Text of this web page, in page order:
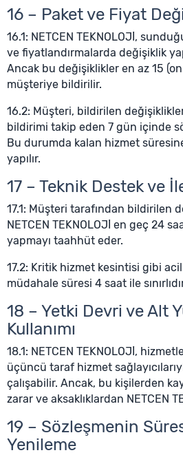
16 – Paket ve Fiyat
16.1: NETCEN TEKNOLOJİ,
ve fiyatlandırmalarda değişiklik
Ancak bu değişiklikler en az 15
müşteriye bildirilir.
16.2: Müşteri, bildirilen
bildirimi takip eden 7 gün içinde
Bu durumda kalan hizmet
yapılır.
17 – Teknik Destek ve
17.1: Müşteri tarafından bildirilen
NETCEN TEKNOLOJİ en geç 24
yapmayı taahhüt eder.
17.2: Kritik hizmet kesintisi gibi
müdahale süresi 4 saat ile
18 – Yetki Devri ve Alt
Kullanımı
18.1: NETCEN TEKNOLOJİ,
üçüncü taraf hizmet
çalışabilir. Ancak, bu kişilerden
zarar ve aksaklıklardan NETCEN
19 – Sözleşmenin
Yenileme